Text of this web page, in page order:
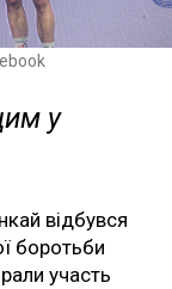
у
відбувся
боротьби
участь